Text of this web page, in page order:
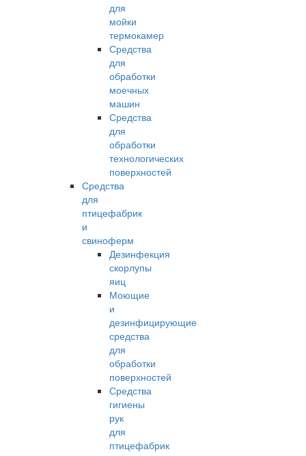
для
мойки
термокамер
Средства
для
обработки
моечных
машин
Средства
для
обработки
технологических
поверхностей
Средства
для
птицефабрик
и
свиноферм
Дезинфекция
скорлупы
яиц
Моющие
и
дезинфицирующие
средства
для
обработки
поверхностей
Средства
гигиены
рук
для
птицефабрик